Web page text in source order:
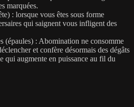
marquées.
: lorsque vous êtes sous forme
qui saignent vous infligent des
(épaules) : Abomination ne consomme
et confère désormais des dégâts
qui augmente en puissance au fil du